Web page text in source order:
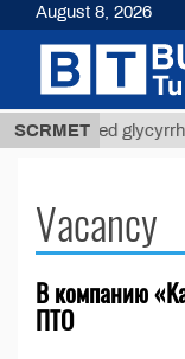
SCRMET
Unrefined
Vacancy
В компанию
ПТО
August 8, 2026